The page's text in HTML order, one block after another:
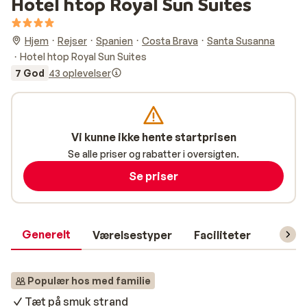
Hjem Rejser Spanien Costa Brava
Santa Susanna
Hotel htop Royal Sun Suites
7 God 43 oplevelser
Generelt Værelsestyper Faciliteter
Populær hos med familie
Tæt på smuk strand
Vi kunne ikke hente startprisen
Se alle priser og rabatter i oversigten.
Se priser